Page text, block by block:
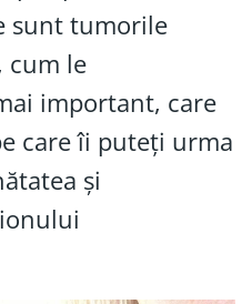
sunt tumorile
cum le
important, care
care îi puteți urma
și